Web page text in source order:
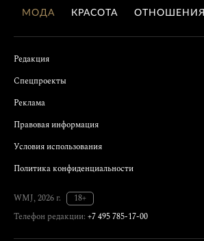
МОДА КРАСОТА ОТНОШЕНИЯ
Редакция
Спецпроекты
Реклама
Правовая информация
Условия использования
Политика конфиденциальности
WMJ, 2026 г.
18+
Телефон редакции: +7 495 785-17-00